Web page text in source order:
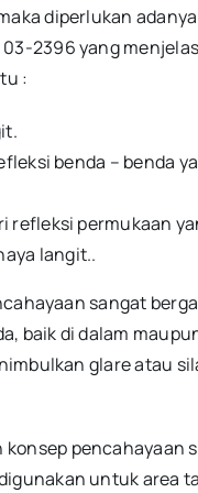
diperlukan
2396 yang
:
benda – benda
permukaan
langit..
sangat
baik di dalam
glare atau
pencahayaan
untuk area